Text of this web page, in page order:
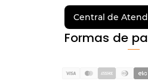
Central de
Formas de